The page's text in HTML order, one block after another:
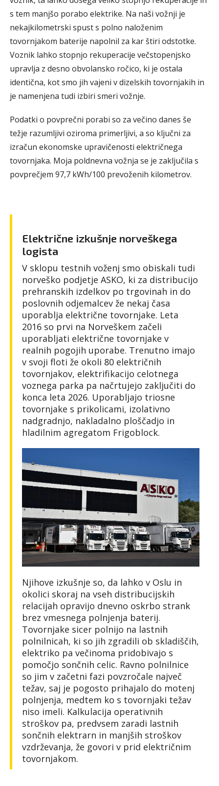
s tem manjšo porabo elektrike. Na naši vožnji je
nekajkilometrski spust s polno naloženim
tovornjakom baterije napolnil za kar štiri odstotke.
Voznik lahko stopnjo rekuperacije večstopenjsko
upravlja z desno obvolansko ročico, ki je ostala
identična, kot smo jih vajeni v dizelskih tovornjakih in
je namenjena tudi izbiri smeri vožnje.
Podatki o povprečni porabi so za večino danes še
težje razumljivi oziroma primerljivi, a so ključni za
izračun ekonomske upravičenosti električnega
tovornjaka. Moja poldnevna vožnja se je zaključila s
povprečjem 97,7 kWh/100 prevoženih kilometrov.
Električne izkušnje norveškega
logista
V sklopu testnih voženj smo obiskali tudi
norveško podjetje ASKO, ki za distribucijo
prehranskih izdelkov po trgovinah in do
poslovnih odjemalcev že nekaj časa
uporablja električne tovornjake. Leta
2016 so prvi na Norveškem začeli
uporabljati električne tovornjake v
realnih pogojih uporabe. Trenutno imajo
v svoji floti že okoli 80 električnih
tovornjakov, elektrifikacijo celotnega
voznega parka pa načrtujejo zaključiti do
konca leta 2026. Uporabljajo triosne
tovornjake s prikolicami, izolativno
nadgradnjo, nakladalno ploščadjo in
hladilnim agregatom Frigoblock.
Njihove izkušnje so, da lahko v Oslu in
okolici skoraj na vseh distribucijskih
relacijah opravijo dnevno oskrbo strank
brez vmesnega polnjenja baterij.
Tovornjake sicer polnijo na lastnih
polnilnicah, ki so jih zgradili ob skladiščih,
elektriko pa večinoma pridobivajo s
pomočjo sončnih celic. Ravno polnilnice
so jim v začetni fazi povzročale največ
težav, saj je pogosto prihajalo do motenj
polnjenja, medtem ko s tovornjaki težav
niso imeli. Kalkulacija operativnih
stroškov pa, predvsem zaradi lastnih
sončnih elektrarn in manjših stroškov
vzdrževanja, že govori v prid električnim
tovornjakom.